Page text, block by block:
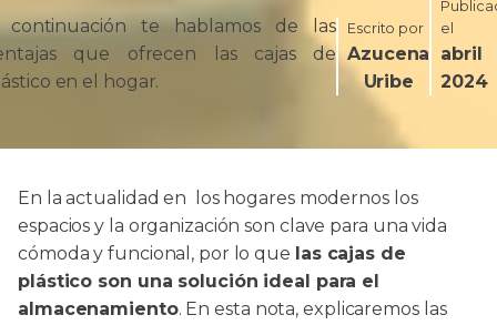
continuación te hablamos de las
que ofrecen las cajas de
en el hogar.
Escrito por
Azucena
Uribe
el
abril
2024
En la actualidad en los hogares modernos los
espacios y la organización son clave para una vida
cómoda y funcional, por lo que las cajas de
plástico son una solución ideal para el
almacenamiento. En esta nota, explicaremos las